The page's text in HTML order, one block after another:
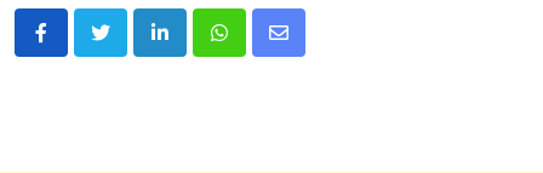
LinkedInWhatsappShare